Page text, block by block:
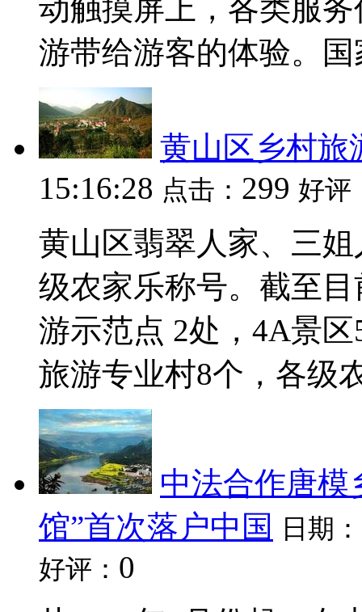
动触摸屏上，各类服
游带给游客的体验。国
黄山区乡村旅
15:16:28 点击： 299 好评
黄山区翡翠人家、三
级农家乐称号。截至
游示范点 2处，4A景
旅游专业村8个，各级
中法合作唐模
馆”首次落户中国
日期：
好评： 0